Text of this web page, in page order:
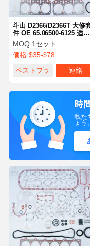
斗山 D2366/D2366T 大修
件 OE 65.06500-6125 适用
于斗山挖掘机发动机零件
MOQ:1セット
価格:$35-$78
ベストプラ
連絡
時
私た
ょう。